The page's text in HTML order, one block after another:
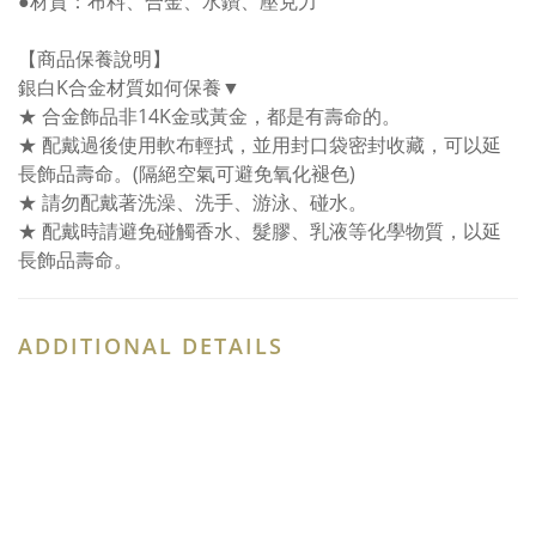
【商品保養說明】
銀白K合金材質如何保養▼
★ 合金飾品非14K金或黃金，都是有壽命的。
★ 配戴過後使用軟布輕拭，並用封口袋密封收藏，可以延
長飾品壽命。(隔絕空氣可避免氧化褪色)
★ 請勿配戴著洗澡、洗手、游泳、碰水。
★ 配戴時請避免碰觸香水、髮膠、乳液等化學物質，以延
長飾品壽命。
ADDITIONAL DETAILS